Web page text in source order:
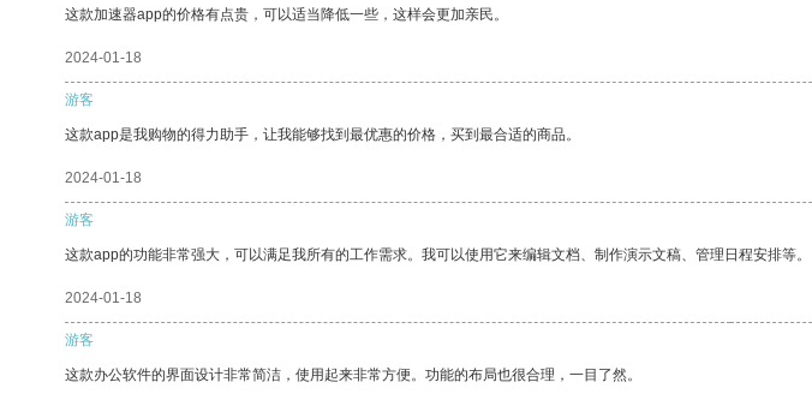
这款加速器app的价格有点贵，可以适当降低一些，这样会更加亲民。
2024-01-18
游客
这款app是我购物的得力助手，让我能够找到最优惠的价格，买到最合适的商品。
2024-01-18
游客
这款app的功能非常强大，可以满足我所有的工作需求。我可以使用它来编辑文档、制作演示文稿、管理日程安排等。
2024-01-18
游客
这款办公软件的界面设计非常简洁，使用起来非常方便。功能的布局也很合理，一目了然。